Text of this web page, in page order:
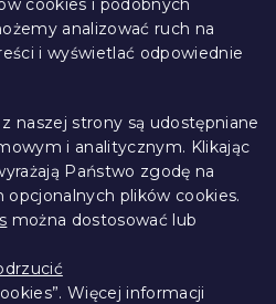
cookies i podobnych
analizować ruch na
i wyświetlać odpowiednie
naszej strony są udostępniane
i analitycznym. Klikając
Państwo zgodę na
plików cookies.
można dostosować lub
Więcej informacji
i
l
i
y